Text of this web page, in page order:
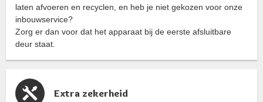
laten afvoeren en recyclen, en heb je niet gekozen voor onze
inbouwservice?
Zorg er dan voor dat het apparaat bij de eerste afsluitbare
deur staat.
Extra zekerheid